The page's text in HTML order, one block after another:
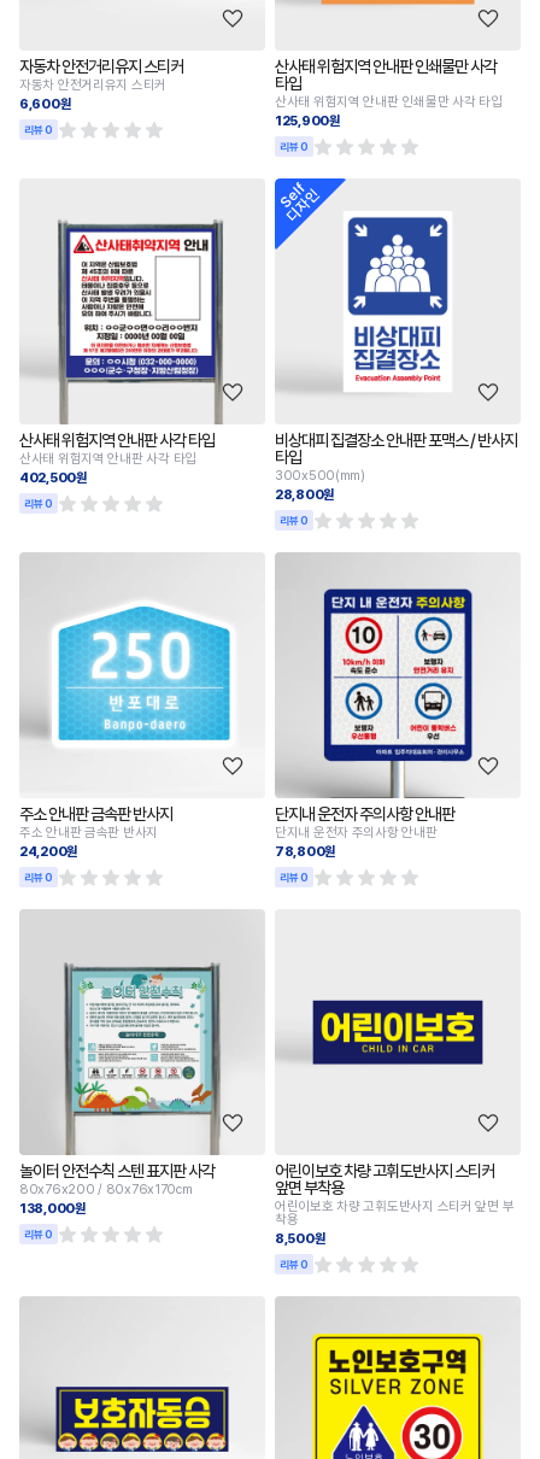
자동차 안전거리유지 스티커
자동차 안전거리유지 스티커
6,600원
리뷰 0
산사태 위험지역 안내판 인쇄물만 사각
타입
산사태 위험지역 안내판 인쇄물만 사각 타입
125,900원
리뷰 0
산사태 위험지역 안내판 사각 타입
산사태 위험지역 안내판 사각 타입
402,500원
리뷰 0
비상대피 집결장소 안내판 포맥스 / 반사지
타입
300x500(mm)
28,800원
리뷰 0
주소 안내판 금속판 반사지
주소 안내판 금속판 반사지
24,200원
리뷰 0
단지내 운전자 주의사항 안내판
단지내 운전자 주의사항 안내판
78,800원
리뷰 0
놀이터 안전수칙 스텐 표지판 사각
80x76x200 / 80x76x170cm
138,000원
리뷰 0
어린이보호 차량 고휘도반사지 스티커
앞면 부착용
어린이보호 차량 고휘도반사지 스티커 앞면 부
착용
8,500원
리뷰 0